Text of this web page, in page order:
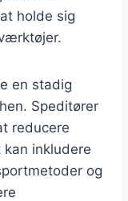
holde sig
en stadig
Speditører
reducere
kan inkludere
og